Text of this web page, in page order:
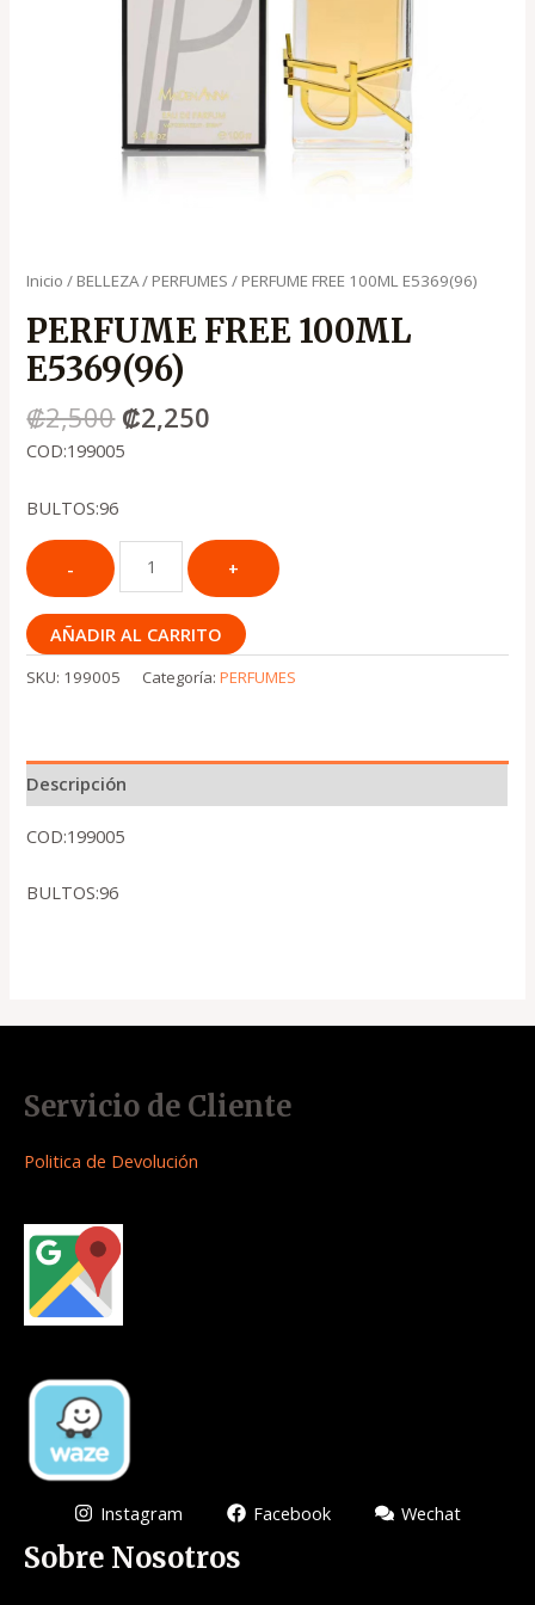
Inicio / BELLEZA/ PERFUMES / PERFUME FREE 100ML E5369(96)
PERFUME FREE 100ML
E5369(96)
₡2,500 ₡2,250
COD:199005
BULTOS:96
AÑADIR AL CARRITO
SKU: 199005 Categoría:PERFUMES
Descripción
COD:199005
BULTOS:96
Servicio de Cliente
Politica de Devolución
Instagram Facebook Wechat
Sobre Nosotros